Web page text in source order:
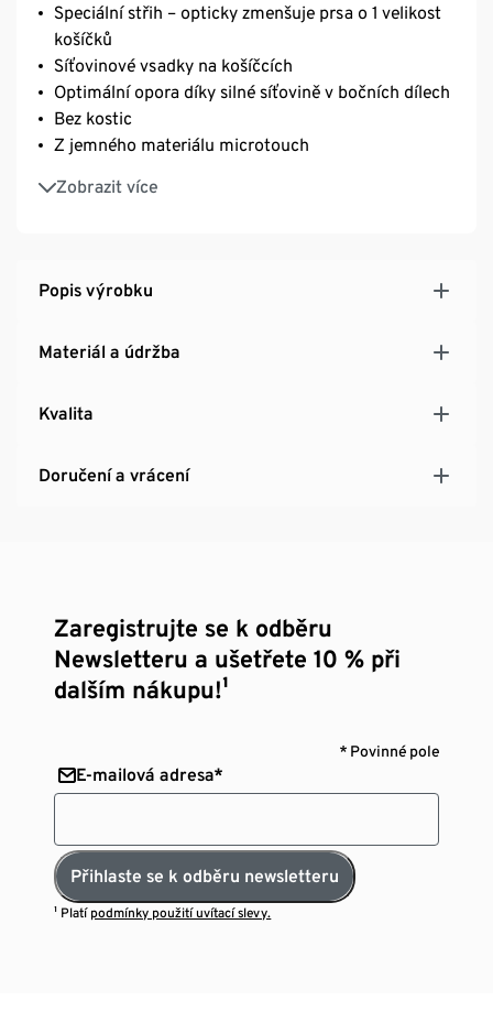
Speciální střih – opticky zmenšuje prsa o 1 velikost
košíčků
Síťovinové vsadky na košíčcích
Optimální opora díky silné síťovině v bočních dílech
Bez kostic
Z jemného materiálu microtouch
Zobrazit více
Dlouhá životnost a vysoká odolnost při praní díky
Popis výrobku
Materiál a údržba
Kvalita
Doručení a vrácení
Zaregistrujte se k odběru
Newsletteru a ušetřete 10 % při
dalším nákupu!¹
* Povinné pole
E-mailová adresa*
Přihlaste se k odběru newsletteru
¹ Platí podmínky použití uvítací slevy.